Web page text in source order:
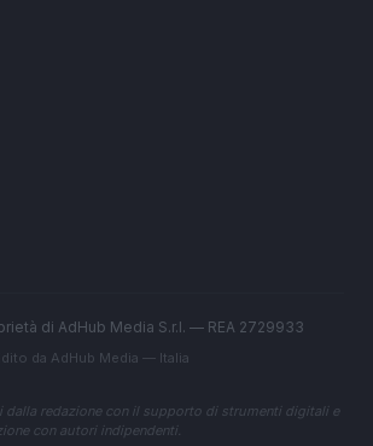
di AdHub Media S.r.l. — REA 2729933
da AdHub Media — Italia
dalla redazione con il supporto di strumenti digitali e
con autori indipendenti.